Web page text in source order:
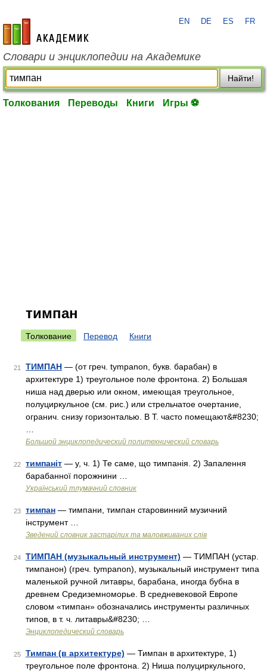
academic.ru
EN DE ES FR
Словари и энциклопедии на Академике
Найти!
Толкования Переводы Книги Игры ⚽
тимпан
Толкование Перевод Книги
21 ТИМПАН — (от греч. tympanon, букв. барабан) в
архитектуре 1) треугольное поле фронтона. 2) Большая
ниша над дверью или окном, имеющая треугольное,
полуциркульное (см. рис.) или стрельчатое очертание,
огранич. снизу горизонталью. В Т. часто помещают&#8230;
Большой энциклопедический политехнический словарь
22 тимпаніт — у, ч. 1) Те саме, що тимпанія. 2) Запалення
барабанної порожнини …
Український тлумачний словник
23 тимпан — тимпани, тимпан старовинний музичний
інструмент …
Зведений словник застарілих та маловживаних слів
24 ТИМПАН (музыкальный инструмент) — ТИМПАН (устар.
тимпанон) (греч. tympanon), музыкальный инструмент типа
маленькой ручной литавры, барабана, иногда бубна в
древнем Средиземноморье. В средневековой Европе
словом «тимпан» обозначались инструменты различных
типов, в т. ч. литавры&#8230; …
Энциклопедический словарь
25 Тимпан (в архитектуре) — Тимпан в архитектуре, 1)
треугольное поле фронтона. 2) Ниша полуциркульного,